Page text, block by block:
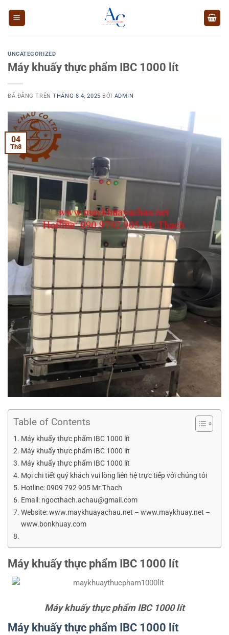
UNCATEGORIZED
Máy khuấy thực phẩm IBC 1000 lít
ĐÃ ĐĂNG TRÊNTHÁNG 8 4, 2025 BỞI ADMIN
04
Th8
Table of Contents
Máy khuấy thực phẩm IBC 1000 lít
Máy khuấy thực phẩm IBC 1000 lít
Máy khuấy thực phẩm IBC 1000 lít
Mọi chi tiết quý khách vui lòng liên hệ trực tiếp với chúng tôi
Hotline: 0909 792 905 Mr.Thach
Email: ngocthach.achau@gmail.com
Website: www.maykhuayachau.net – www.maykhuay.net –
www.bonkhuay.com
Máy khuấy thực phẩm IBC 1000 lít
Máy khuấy thực phẩm IBC 1000 lít
Máy khuấy thực phẩm IBC 1000 lít